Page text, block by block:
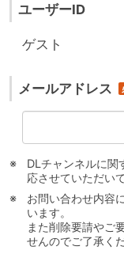
ユーザーID
ゲスト
メールアドレス
DLチャンネルに関
応させていただい
お問い合わせ内容
います。
また削除要請やご
せんのでご了承く